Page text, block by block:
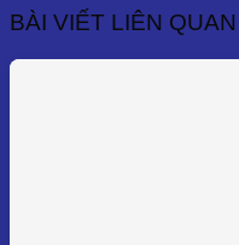
đến
BÀI VIẾT LIÊN QUAN